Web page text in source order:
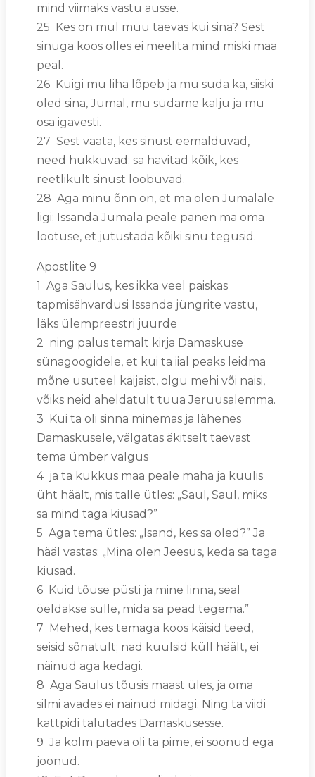
mind viimaks vastu ausse.
25 Kes on mul muu taevas kui sina? Sest
sinuga koos olles ei meelita mind miski maa
peal.
26 Kuigi mu liha lõpeb ja mu süda ka, siiski
oled sina, Jumal, mu südame kalju ja mu
osa igavesti.
27 Sest vaata, kes sinust eemalduvad,
need hukkuvad; sa hävitad kõik, kes
reetlikult sinust loobuvad.
28 Aga minu õnn on, et ma olen Jumalale
ligi; Issanda Jumala peale panen ma oma
lootuse, et jutustada kõiki sinu tegusid.
Apostlite 9
1 Aga Saulus, kes ikka veel paiskas
tapmisähvardusi Issanda jüngrite vastu,
läks ülempreestri juurde
2 ning palus temalt kirja Damaskuse
sünagoogidele, et kui ta iial peaks leidma
mõne usuteel käijaist, olgu mehi või naisi,
võiks neid aheldatult tuua Jeruusalemma.
3 Kui ta oli sinna minemas ja lähenes
Damaskusele, välgatas äkitselt taevast
tema ümber valgus
4 ja ta kukkus maa peale maha ja kuulis
üht häält, mis talle ütles: „Saul, Saul, miks
sa mind taga kiusad?”
5 Aga tema ütles: „Isand, kes sa oled?” Ja
hääl vastas: „Mina olen Jeesus, keda sa taga
kiusad.
6 Kuid tõuse püsti ja mine linna, seal
öeldakse sulle, mida sa pead tegema.”
7 Mehed, kes temaga koos käisid teed,
seisid sõnatult; nad kuulsid küll häält, ei
näinud aga kedagi.
8 Aga Saulus tõusis maast üles, ja oma
silmi avades ei näinud midagi. Ning ta viidi
kättpidi talutades Damaskusesse.
9 Ja kolm päeva oli ta pime, ei söönud ega
joonud.